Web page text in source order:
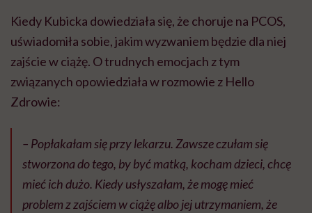
Kiedy Kubicka dowiedziała się, że choruje na PCOS,
uświadomiła sobie, jakim wyzwaniem będzie dla niej
zajście w ciążę. O trudnych emocjach z tym
związanych opowiedziała w rozmowie z Hello
Zdrowie:
– Popłakałam się przy lekarzu. Zawsze czułam się
stworzona do tego, by być matką, kocham dzieci, chcę
mieć ich dużo. Kiedy usłyszałam, że mogę mieć
problem z zajściem w ciążę albo jej utrzymaniem, że